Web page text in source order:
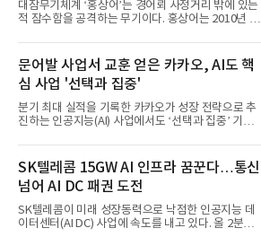
기준 매출 2조6616억원, 영업이익 9725억원으로 역
대 최대 실적을 기록했다. 엔씨도 올해 출시한 '아이온
동기 대
대잠무기체계 ‘홍상어’는 경어뢰 사정거리 밖에 있는
적 잠수함을 공격하는 무기이다. 홍상어는 2010년 넥
이뤄졌다. 이후 2012년 한국형 구축함(KDX-1) 이상
의 함정에 실전 배치됐다.그해 7월 해군은 동해상에서
성능 검증을 위해 홍상어 시험발사를 실시했다. 이때
홍상어가 목표 지점에서 입수한 후 표적을 타격하지
못하고 물속에서 멈춰버리는 예상 밖의 일이 벌어졌
다. 2차 품질확인 사격 시험에서도 만족스러운 결과를
얻지 못했다. 완벽한 신뢰성 확보를 위해 LIG넥스원은
분야를
문어발 사업서 교훈 얻은 카카오, AI도 핵
심 사업 '선택과 집중'
분기 최대 실적을 기록한 카카오가 성장 전략으로 추
진하는 인공지능(AI) 사업에서도 ‘선택과 집중’ 기조
라 투자에 나서는 것과 달리, 카카오는 ‘카카오톡’이
라는 플랫폼 경쟁력을 활용한 AI 에이전트 서비스에
집중하는 전략이다. 과거 무리한 사업 확장 과정에서
겪었던 시행착오를 되풀이하지 않고 핵심 역량에 집
중하겠다는 취지로 풀이된다.7일 업계에 따르면 카카
오는 올해 2분기 연결 기준 매출 2조985억원, 영업이
익 2770억원을 기록했다. 전년 동기 대비 매출과 영업
SK텔레콤 15GW AI 인프라 꿈꾼다…통신
넘어 AI DC 패권 도전
SK텔레콤이 미래 성장동력으로 낙점한 인공지능 데
이터센터(AI DC) 사업에 속도를 내고 있다. 올 2분기